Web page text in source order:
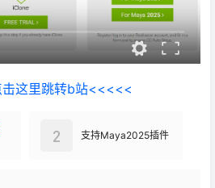
这里跳转b站<<<<<
支持Maya2025插件
2